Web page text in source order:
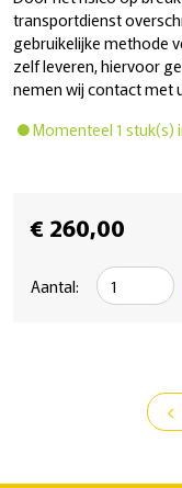
transportdienst
gebruikelijke methode
zelf leveren, hiervoor
nemen wij contact met
Momenteel 1 stuk(s)
€ 260,00
Aantal:
chevron_left